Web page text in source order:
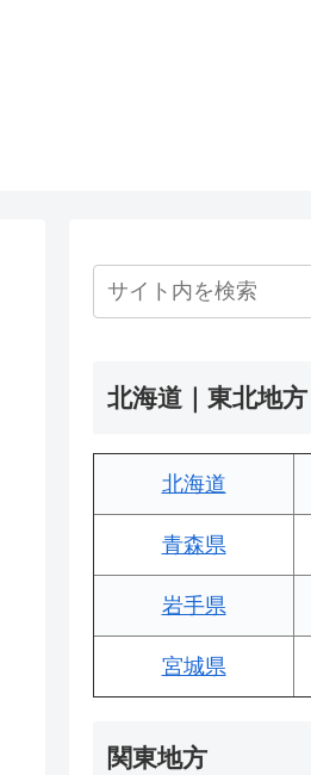
北海道｜東北地方
北海道
青森県
岩手県
宮城県
関東地方